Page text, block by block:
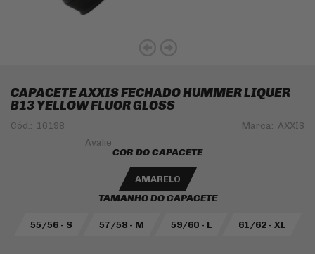
CAPACETE AXXIS FECHADO HUMMER LIQUER
B13 YELLOW FLUOR GLOSS
Cód.: 16198 Marca: AXXIS
COR DO CAPACETE
AMARELO
TAMANHO DO CAPACETE
55/56 - S 57/58 - M 59/60 - L 61/62 - XL